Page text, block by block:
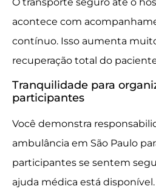
acontece com
contínuo. Isso aumenta
recuperação total do
Tranquilidade para
participantes
Você demonstra
ambulância em São Paulo
participantes se sentem
ajuda médica está disponível.